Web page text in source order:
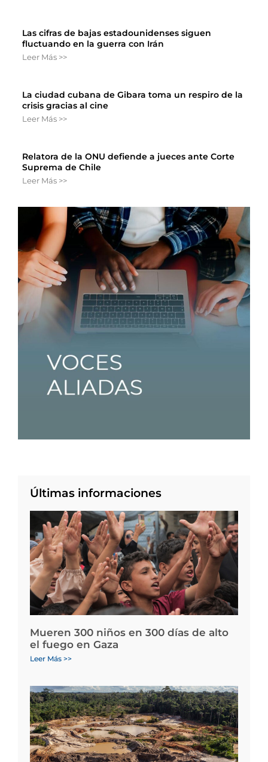
Las cifras de bajas estadounidenses siguen
fluctuando en la guerra con Irán
Leer Más >>
La ciudad cubana de Gibara toma un respiro de la
crisis gracias al cine
Leer Más >>
Relatora de la ONU defiende a jueces ante Corte
Suprema de Chile
Leer Más >>
Últimas informaciones
Mueren 300 niños en 300 días de alto
el fuego en Gaza
Leer Más >>